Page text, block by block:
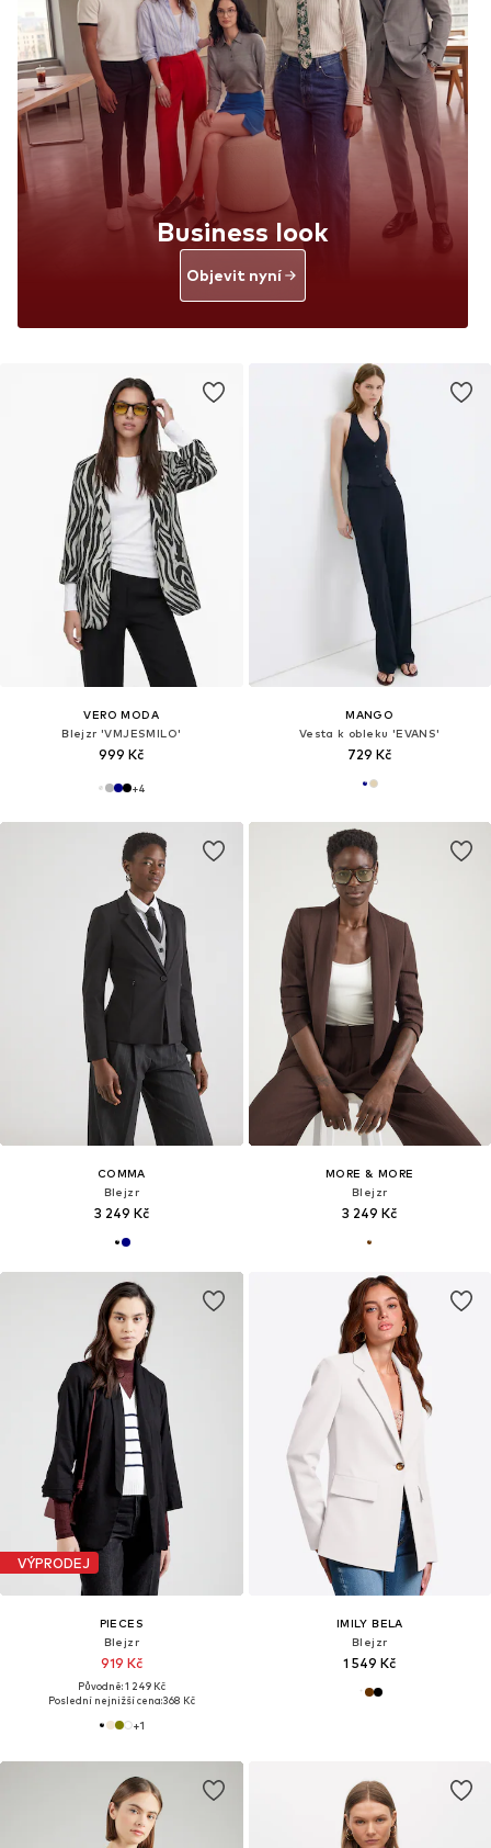
VERO MODA
Blejzr 'VMJESMILO'
999 Kč
+4
MANGO
Vesta k obleku 'EVANS'
729 Kč
Business look
Objevit nyní
COMMA
Blejzr
3 249 Kč
MORE & MORE
Blejzr
3 249 Kč
VÝPRODEJ
PIECES
Blejzr
919 Kč
Původně: 1 249 Kč
Poslední nejnižší cena:368 Kč
+1
IMILY BELA
Blejzr
1 549 Kč